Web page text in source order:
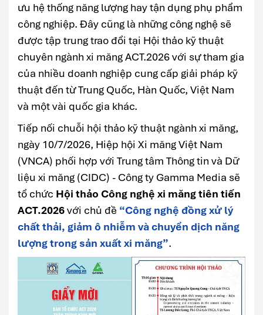
ưu hệ thống năng lượng hay tận dụng phụ phẩm
công nghiệp. Đây cũng là những công nghệ sẽ
được tập trung trao đổi tại Hội thảo kỹ thuật
chuyên ngành xi măng ACT.2026 với sự tham gia
của nhiều doanh nghiệp cung cấp giải pháp kỹ
thuật đến từ Trung Quốc, Hàn Quốc, Việt Nam
và một vài quốc gia khác.
Tiếp nối chuỗi hội thảo kỹ thuật ngành xi măng,
ngày 10/7/2026, Hiệp hội Xi măng Việt Nam
(VNCA) phối hợp với Trung tâm Thông tin và Dữ
liệu xi măng (CIDC) - Công ty Gamma Media sẽ
tổ chức Hội thảo Công nghệ xi măng tiên tiến
ACT.2026với chủ đề “Công nghệ đồng xử lý
chất thải, giảm ô nhiễm và chuyển dịch năng
lượng trong sản xuất xi măng”.